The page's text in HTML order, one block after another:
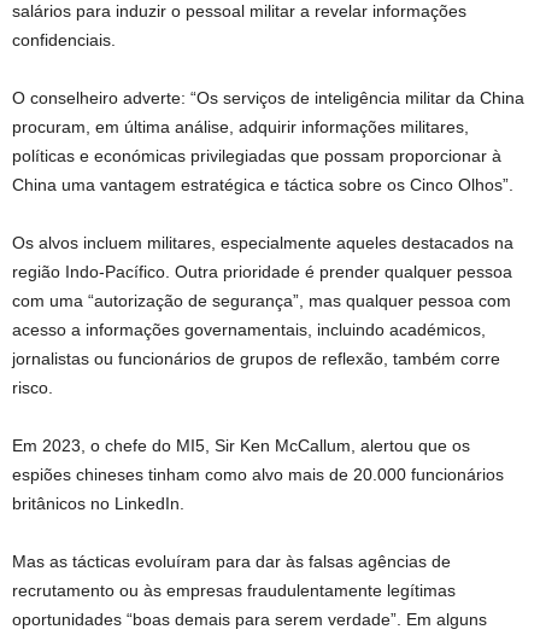
salários para induzir o pessoal militar a revelar informações
confidenciais.
O conselheiro adverte: “Os serviços de inteligência militar da China
procuram, em última análise, adquirir informações militares,
políticas e económicas privilegiadas que possam proporcionar à
China uma vantagem estratégica e táctica sobre os Cinco Olhos”.
Os alvos incluem militares, especialmente aqueles destacados na
região Indo-Pacífico. Outra prioridade é prender qualquer pessoa
com uma “autorização de segurança”, mas qualquer pessoa com
acesso a informações governamentais, incluindo académicos,
jornalistas ou funcionários de grupos de reflexão, também corre
risco.
Em 2023, o chefe do MI5, Sir Ken McCallum, alertou que os
espiões chineses tinham como alvo mais de 20.000 funcionários
britânicos no LinkedIn.
Mas as tácticas evoluíram para dar às falsas agências de
recrutamento ou às empresas fraudulentamente legítimas
oportunidades “boas demais para serem verdade”. Em alguns